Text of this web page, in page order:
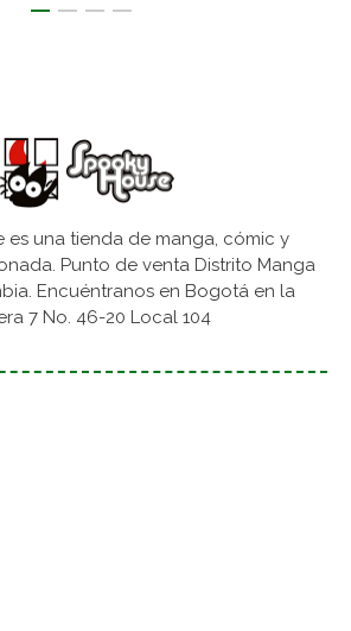
es una tienda de manga, cómic y
Punto de venta Distrito Manga
Encuéntranos en Bogotá en la
7 No. 46-20 Local 104